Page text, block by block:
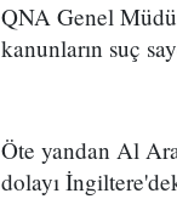
QNA Genel
kanunların suç
Öte yandan Al
dolayı